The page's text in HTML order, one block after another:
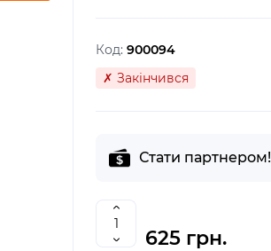
Код: 900094
✗ Закінчився
Стати партнером!
625 грн.